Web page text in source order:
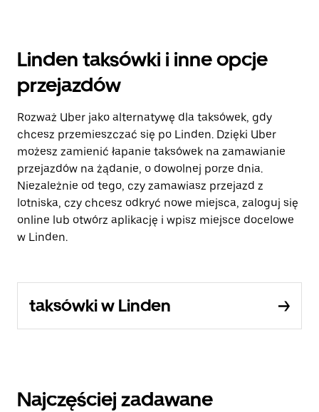
Linden taksówki i inne opcje
przejazdów
Rozważ Uber jako alternatywę dla taksówek, gdy
chcesz przemieszczać się po Linden. Dzięki Uber
możesz zamienić łapanie taksówek na zamawianie
przejazdów na żądanie, o dowolnej porze dnia.
Niezależnie od tego, czy zamawiasz przejazd z
lotniska, czy chcesz odkryć nowe miejsca, zaloguj się
online lub otwórz aplikację i wpisz miejsce docelowe
w Linden.
taksówki w Linden
Najczęściej zadawane